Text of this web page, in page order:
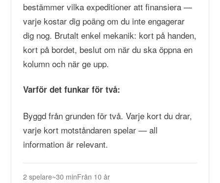
bestämmer vilka expeditioner att finansiera —
varje kostar dig poäng om du inte engagerar
dig nog. Brutalt enkel mekanik: kort på handen,
kort på bordet, beslut om när du ska öppna en
kolumn och när ge upp.
Varför det funkar för två:
Byggd från grunden för två. Varje kort du drar,
varje kort motståndaren spelar — all
information är relevant.
2 spelare~30 minFrån 10 år